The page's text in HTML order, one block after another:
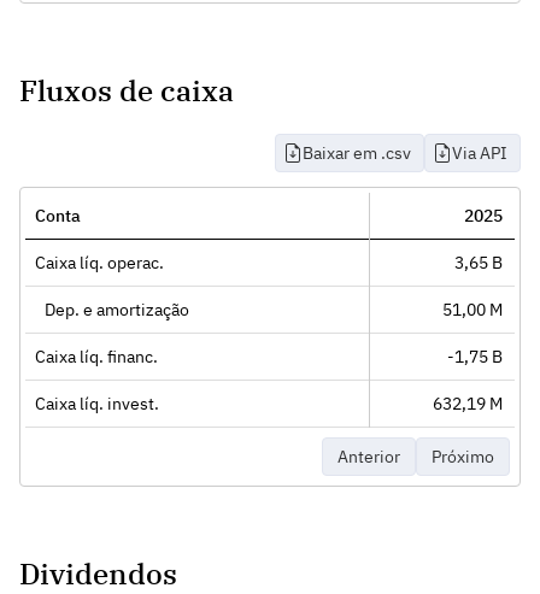
Fluxos de caixa
Baixar em .csv Via API
Conta 2025
Caixa líq. operac. 3,65 B
Dep. e amortização 51,00 M
Caixa líq. financ. -1,75 B
Caixa líq. invest. 632,19 M
Anterior Próximo
Dividendos